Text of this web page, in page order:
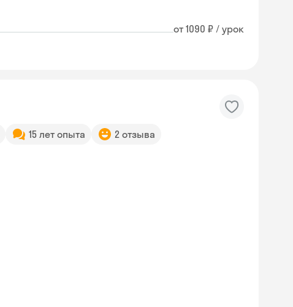
от 1090 ₽ / урок
15 лет опыта 2 отзыва